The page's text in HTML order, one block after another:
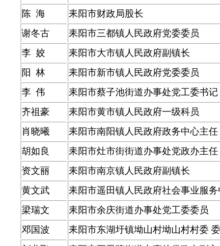
陈 海
耒阳市财政局股长
谢冬古
耒阳市三都镇人民政府党委委员
李 姣
耒阳市大市镇人民政府副镇长
阳 林
耒阳市新市镇人民政府党委委员
李 伟
耒阳市蔡子池街道办事处党工委书记
齐祖豪
耒阳市黄市镇人民政府一级科员
肖晓曦
耒阳市南阳镇人民政府政务中心主任
胡如良
耒阳市灶市街街道办事处党政办主任
资文丽
耒阳市南京镇人民政府副镇长
黄文武
耒阳市遥田镇人民政府社会事业服
梁瑞文
耒阳市余庆街道办事处党工委委员
邓国波
耒阳市东湖圩镇坳山村坳山村村委